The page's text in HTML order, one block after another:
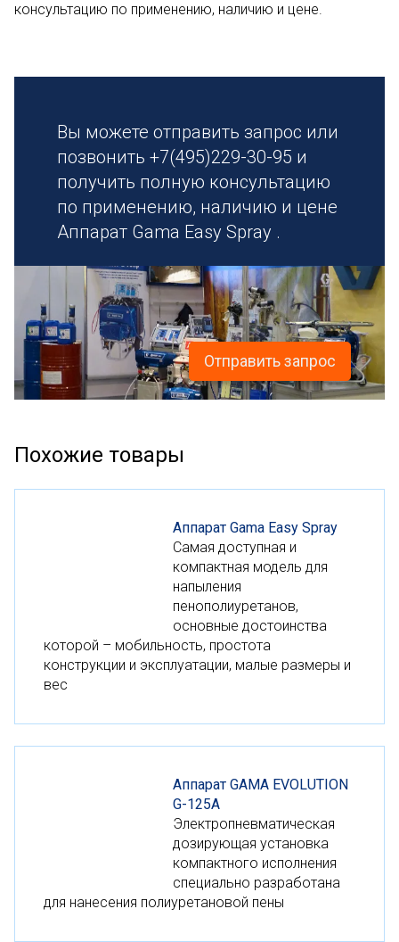
консультацию по применению, наличию и цене.
Вы можете отправить запрос или
позвонить +7(495)229-30-95 и
получить полную консультацию
по применению, наличию и цене
Аппарат Gama Easy Spray .
Отправить запрос
Похожие товары
Аппарат Gama Easy Spray
Самая доступная и
компактная модель для
напыления
пенополиуретанов,
основные достоинства
которой – мобильность, простота
конструкции и эксплуатации, малые размеры и
вес
Аппарат GAMA EVOLUTION
G-125A
Электропневматическая
дозирующая установка
компактного исполнения
специально разработана
для нанесения полиуретановой пены